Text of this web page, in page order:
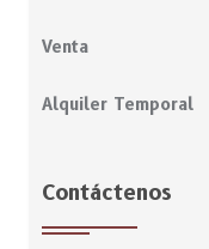
Venta
Alquiler Temporal
Contáctenos